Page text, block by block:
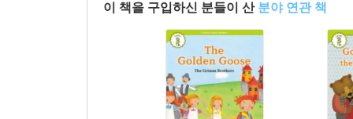
이 책을 구입하신 분들이 산 분야 연관 책